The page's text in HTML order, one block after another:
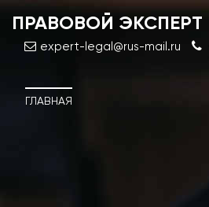
ПРАВОВОЙ ЭКСПЕРТ
expert-legal@rus-mail.ru
ГЛАВНАЯ